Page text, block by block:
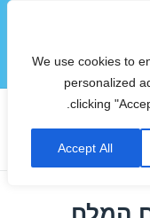
We use cookies to
personalized
clicking
Accept All
תפריטים
ווידג'טים